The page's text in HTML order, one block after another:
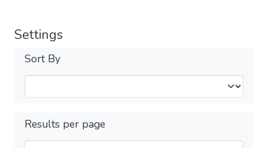
Settings
Sort By
Results per page